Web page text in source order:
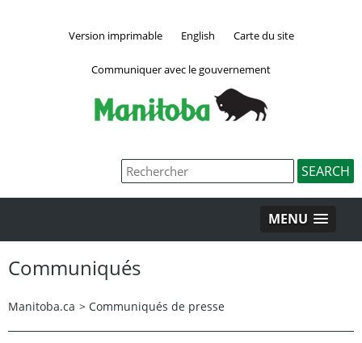
Version imprimable English Carte du site
Communiquer avec le gouvernement
MENU
Communiqués
Manitoba.ca > Communiqués de presse